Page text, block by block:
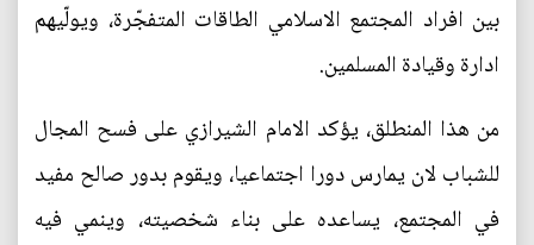
بين افراد المجتمع الاسلامي الطاقات المتفجّرة، ويولّيهم
ادارة وقيادة المسلمين.
من هذا المنطلق، يؤكد الامام الشيرازي على فسح المجال
للشباب لان يمارس دورا اجتماعيا، ويقوم بدور صالح مفيد
في المجتمع، يساعده على بناء شخصيته، وينمي فيه